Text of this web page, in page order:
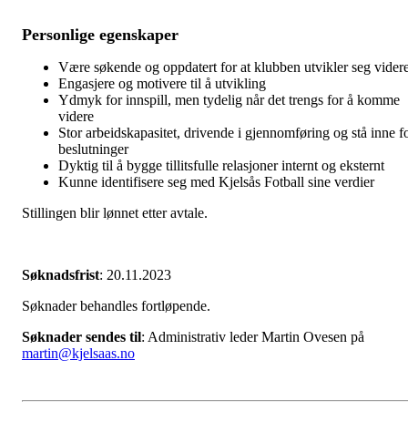
Personlige egenskaper
Være søkende og oppdatert for at klubben utvikler seg
Engasjere og motivere til å utvikling
Ydmyk for innspill, men tydelig når det trengs for å komme
videre
Stor arbeidskapasitet, drivende i gjennomføring og stå inne
beslutninger
Dyktig til å bygge tillitsfulle relasjoner internt og eksternt
Kunne identifisere seg med Kjelsås Fotball sine verdier
Stillingen blir lønnet etter avtale.
Søknadsfrist: 20.11.2023
Søknader behandles fortløpende.
Søknader sendes til: Administrativ leder Martin Ovesen på
martin@kjelsaas.no